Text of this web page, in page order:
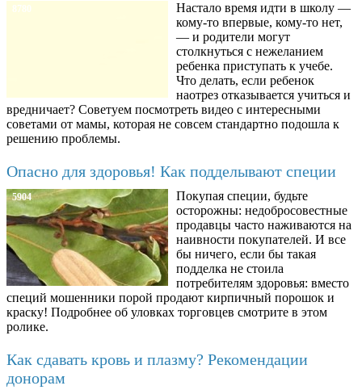
8780
Настало время идти в школу —
кому-то впервые, кому-то нет,
— и родители могут
столкнуться с нежеланием
ребенка приступать к учебе.
Что делать, если ребенок
наотрез отказывается учиться и
вредничает? Советуем посмотреть видео с интересными
советами от мамы, которая не совсем стандартно подошла к
решению проблемы.
Опасно для здоровья! Как подделывают специи
5904
Покупая специи, будьте
осторожны: недобросовестные
продавцы часто наживаются на
наивности покупателей. И все
бы ничего, если бы такая
подделка не стоила
потребителям здоровья: вместо
специй мошенники порой продают кирпичный порошок и
краску! Подробнее об уловках торговцев смотрите в этом
ролике.
Как сдавать кровь и плазму? Рекомендации
донорам